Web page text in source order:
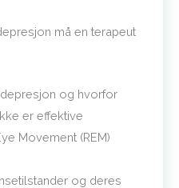
må en terapeut
og hvorfor
er effektive
Movement (REM)
og deres